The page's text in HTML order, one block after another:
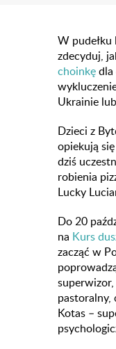
W
zdecyduj,
choinkędla
Ukrainie
Dzieci z
opiekują
dziś
robienia
Lucky
Do 20
na Kurs
zacząć w
pastoralny,
Kotas –